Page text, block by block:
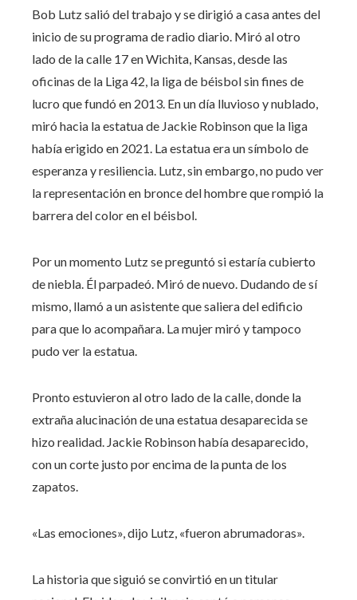
Bob Lutz salió del trabajo y se dirigió a casa antes del
inicio de su programa de radio diario. Miró al otro
lado de la calle 17 en Wichita, Kansas, desde las
oficinas de la Liga 42, la liga de béisbol sin fines de
lucro que fundó en 2013. En un día lluvioso y nublado,
miró hacia la estatua de Jackie Robinson que la liga
había erigido en 2021. La estatua era un símbolo de
esperanza y resiliencia. Lutz, sin embargo, no pudo ver
la representación en bronce del hombre que rompió la
barrera del color en el béisbol.
Por un momento Lutz se preguntó si estaría cubierto
de niebla. Él parpadeó. Miró de nuevo. Dudando de sí
mismo, llamó a un asistente que saliera del edificio
para que lo acompañara. La mujer miró y tampoco
pudo ver la estatua.
Pronto estuvieron al otro lado de la calle, donde la
extraña alucinación de una estatua desaparecida se
hizo realidad. Jackie Robinson había desaparecido,
con un corte justo por encima de la punta de los
zapatos.
«Las emociones», dijo Lutz, «fueron abrumadoras».
La historia que siguió se convirtió en un titular